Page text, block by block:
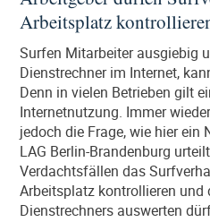
Mails
Arbeitsplatz:
für
Arbeitgeber
und
Arbeitnehmer“
Arbeitsplatz
Surfen Mitarbeiter ausgiebig
Dienstrechner im Internet,
Denn in vielen Betrieben gilt
Internetnutzung. Immer
jedoch die Frage, wie hier
LAG Berlin-Brandenburg
Verdachtsfällen das
Arbeitsplatz kontrollieren und
Dienstrechners auswerten